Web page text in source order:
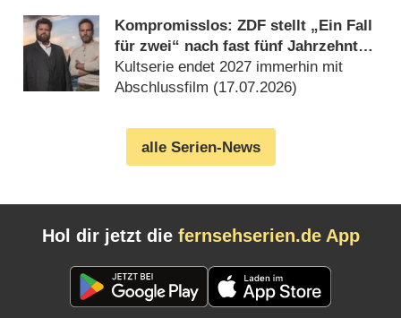
Kompromisslos: ZDF stellt „Ein Fall
für zwei“ nach fast fünf Jahrzehnten
ein
Kultserie endet 2027 immerhin mit
Abschlussfilm (17.07.2026)
alle Serien-News
Hol dir jetzt die fernsehserien.de App